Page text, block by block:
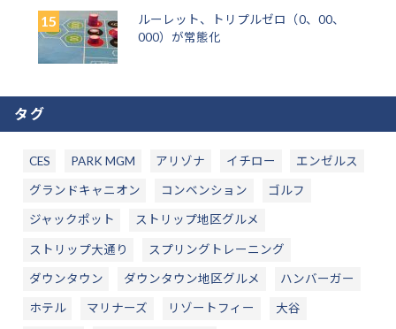
ルーレット、トリプルゼロ（0、00、
000）が常態化
タグ
CES PARK MGM アリゾナ イチロー エンゼルス
グランドキャニオン コンベンション ゴルフ
ジャックポット ストリップ地区グルメ
ストリップ大通り スプリングトレーニング
ダウンタウン ダウンタウン地区グルメ ハンバーガー
ホテル マリナーズ リゾートフィー 大谷